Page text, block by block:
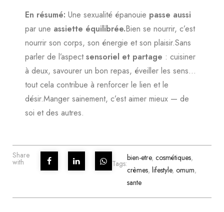
En résumé: Une sexualité épanouie passe aussi
par une assiette équilibrée.Bien se nourrir, c’est
nourrir son corps, son énergie et son plaisir.Sans
parler de l’aspectsensoriel et partage : cuisiner
à deux, savourer un bon repas, éveiller les sens…
tout cela contribue à renforcer le lien et le
désir.Manger sainement, c’est aimer mieux — de
soi et des autres.
Share
with Tags:
bien-etre, cosmétiques,
crèmes, lifestyle, omum,
sante